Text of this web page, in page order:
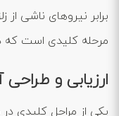
برابر نیروهای ناشی از
مرحله کلیدی است که
ارزیابی و طراحی
یکی از مراحل کلیدی در